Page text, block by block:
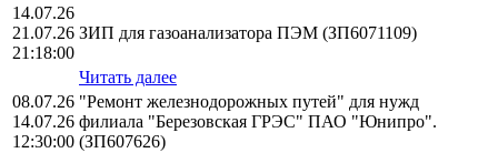
14.07.26
21.07.26
21:18:00
ЗИП для газоанализатора ПЭМ (ЗП6071109)
Читать далее
08.07.26
14.07.26
12:30:00
"Ремонт железнодорожных путей" для нужд
филиала "Березовская ГРЭС" ПАО "Юнипро".
(ЗП607626)